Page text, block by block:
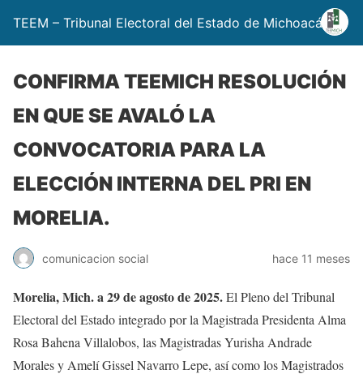
TEEM – Tribunal Electoral del Estado de Michoacán
CONFIRMA TEEMICH RESOLUCIÓN
EN QUE SE AVALÓ LA
CONVOCATORIA PARA LA
ELECCIÓN INTERNA DEL PRI EN
MORELIA.
comunicacion social hace 11 meses
Morelia, Mich. a 29 de agosto de 2025.El Pleno del Tribunal
Electoral del Estado integrado por la Magistrada Presidenta Alma
Rosa Bahena Villalobos, las Magistradas Yurisha Andrade
Morales y Amelí Gissel Navarro Lepe, así como los Magistrados